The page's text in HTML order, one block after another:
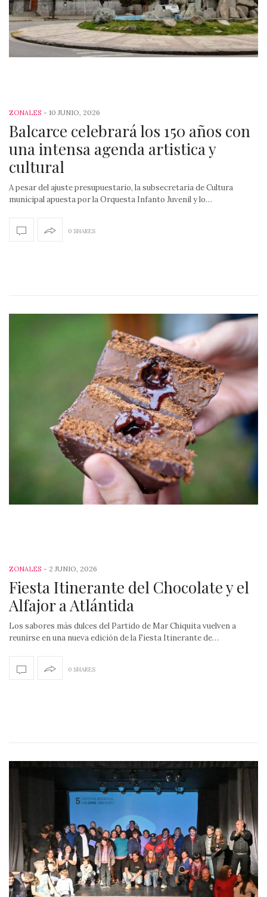
ZONALES - 10 JUNIO, 2026
Balcarce celebrará los 150 años con
una intensa agenda artistica y
cultural
A pesar del ajuste presupuestario, la subsecretaría de Cultura
municipal apuesta por la Orquesta Infanto Juvenil y lo…
0 SHARES
ZONALES - 2 JUNIO, 2026
Fiesta Itinerante del Chocolate y el
Alfajor a Atlántida
Los sabores más dulces del Partido de Mar Chiquita vuelven a
reunirse en una nueva edición de la Fiesta Itinerante de…
0 SHARES